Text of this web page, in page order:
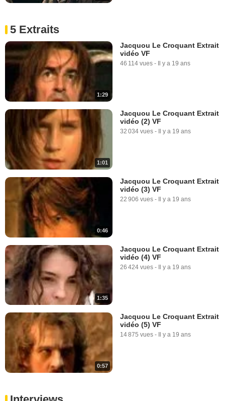
5 Extraits
1:29
Jacquou Le Croquant Extrait
vidéo VF
46 114 vues - Il y a 19 ans
1:01
Jacquou Le Croquant Extrait
vidéo (2) VF
32 034 vues - Il y a 19 ans
0:46
Jacquou Le Croquant Extrait
vidéo (3) VF
22 906 vues - Il y a 19 ans
1:35
Jacquou Le Croquant Extrait
vidéo (4) VF
26 424 vues - Il y a 19 ans
0:57
Jacquou Le Croquant Extrait
vidéo (5) VF
14 875 vues - Il y a 19 ans